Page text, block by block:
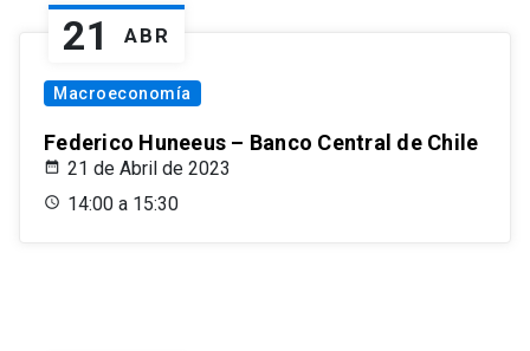
21 ABR
Macroeconomía
Federico Huneeus – Banco Central de Chile
21 de Abril de 2023
14:00 a 15:30